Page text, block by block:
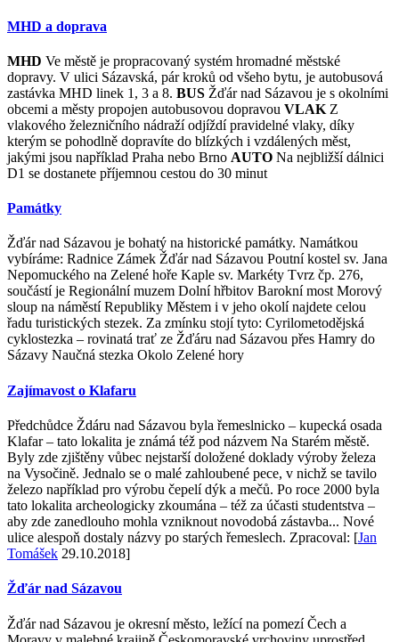
MHD a doprava
MHD Ve městě je propracovaný systém hromadné městské
dopravy. V ulici Sázavská, pár kroků od všeho bytu, je autobusová
zastávka MHD linek 1, 3 a 8. BUS Žďár nad Sázavou je s okolními
obcemi a městy propojen autobusovou dopravou VLAK Z
vlakového železničního nádraží odjíždí pravidelné vlaky, díky
kterým se pohodlně dopravíte do blízkých i vzdálených měst,
jakými jsou například Praha nebo Brno AUTO Na nejbližší dálnici
D1 se dostanete příjemnou cestou do 30 minut
Památky
Žďár nad Sázavou je bohatý na historické památky. Namátkou
vybíráme: Radnice Zámek Žďár nad Sázavou Poutní kostel sv. Jana
Nepomuckého na Zelené hoře Kaple sv. Markéty Tvrz čp. 276,
součástí je Regionální muzem Dolní hřbitov Barokní most Morový
sloup na náměstí Republiky Městem i v jeho okolí najdete celou
řadu turistických stezek. Za zmínku stojí tyto: Cyrilometodějská
cyklostezka – rovinatá trať ze Žďáru nad Sázavou přes Hamry do
Sázavy Naučná stezka Okolo Zelené hory
Zajímavost o Klafaru
Předchůdce Ždáru nad Sázavou byla řemeslnicko – kupecká osada
Klafar – tato lokalita je známá též pod názvem Na Starém městě.
Byly zde zjištěny vůbec nejstarší doložené doklady výroby železa
na Vysočině. Jednalo se o malé zahloubené pece, v nichž se tavilo
železo například pro výrobu čepelí dýk a mečů. Po roce 2000 byla
tato lokalita archeologicky zkoumána – též za účasti studentstva –
aby zde zanedlouho mohla vzniknout novodobá zástavba... Nové
ulice alespoň dostaly názvy po starých řemeslech. Zpracoval: [Jan
Tomášek 29.10.2018]
Žďár nad Sázavou
Žďár nad Sázavou je okresní město, ležící na pomezí Čech a